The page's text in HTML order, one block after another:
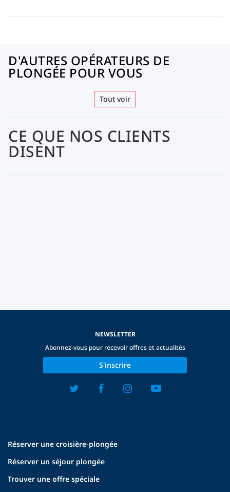
D'AUTRES OPÉRATEURS DE
PLONGÉE POUR VOUS
Tout voir
CE QUE NOS CLIENTS
DISENT
Réserver une croisière-plongée
Réserver un séjour plongée
Trouver une offre spéciale
NEWSLETTER
Abonnez-vous pour recevoir offres et actualités
S'inscrire